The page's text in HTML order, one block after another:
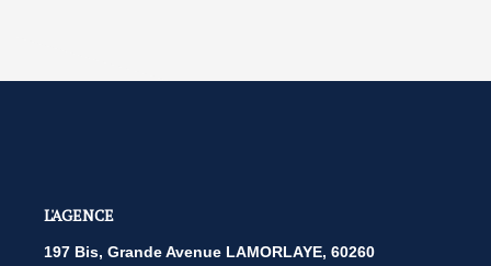
L'AGENCE
197 Bis, Grande Avenue LAMORLAYE, 60260